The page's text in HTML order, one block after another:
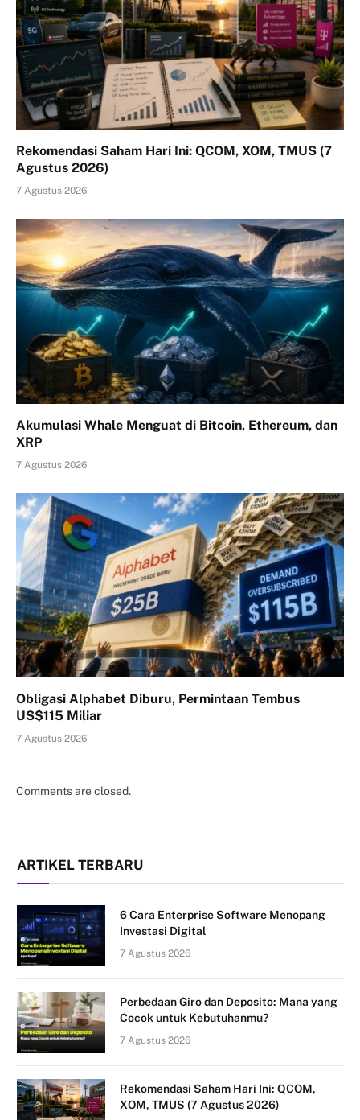
Rekomendasi Saham Hari Ini: QCOM, XOM, TMUS (7
Agustus 2026)
7 Agustus 2026
Akumulasi Whale Menguat di Bitcoin, Ethereum, dan
XRP
7 Agustus 2026
Obligasi Alphabet Diburu, Permintaan Tembus
US$115 Miliar
7 Agustus 2026
Comments are closed.
ARTIKEL TERBARU
6 Cara Enterprise Software Menopang
Investasi Digital
7 Agustus 2026
Perbedaan Giro dan Deposito: Mana yang
Cocok untuk Kebutuhanmu?
7 Agustus 2026
Rekomendasi Saham Hari Ini: QCOM,
XOM, TMUS (7 Agustus 2026)